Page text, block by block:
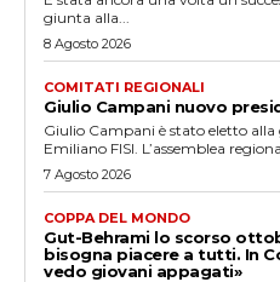
giunta alla...
8 Agosto 2026
COMITATI REGIONALI
Giulio Campani nuovo
Giulio Campani è stato eletto
Emiliano FISI. L’assemblea
7 Agosto 2026
COPPA DEL MONDO
Gut-Behrami lo scorso
bisogna piacere a tutti. In
vedo giovani appagati»